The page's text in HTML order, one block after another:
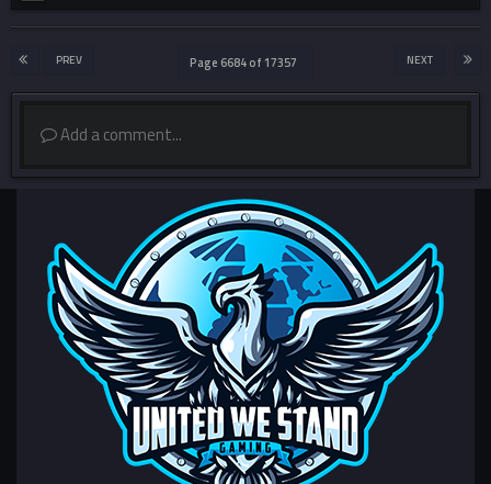
PREV NEXT
Page 6684 of 17357
Add a comment...